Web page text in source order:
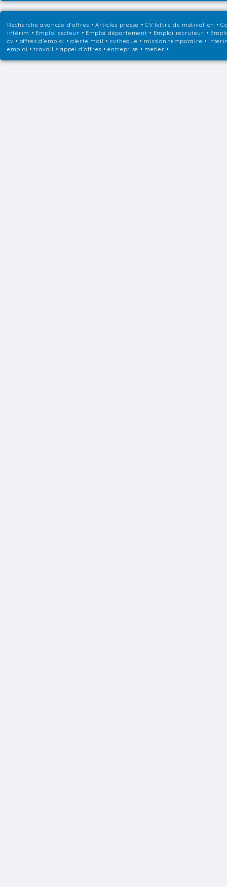
Recherche avancée d'offres •Articles presse • CV lettre de motivation •
intérim • Emploi secteur • Emploi département • Emploi recruteur •
cv • offres d'emploi • alerte mail • cvtheque • mission temporaire •
emploi • travail • appel d'offres • entreprise • metier •